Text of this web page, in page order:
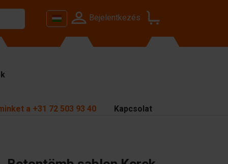
Bejelentkezés
a +31 72 503 93 40 Kapcsolat